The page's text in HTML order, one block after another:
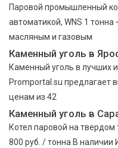
Паровой промышленный
автоматикой, WNS 1
масляным и газовым
Каменный уголь в
Каменный уголь в лучших
Promportal.su предлагает
ценам из 42
Каменный уголь в
Котел паровой на
800 руб. / тонна В наличии